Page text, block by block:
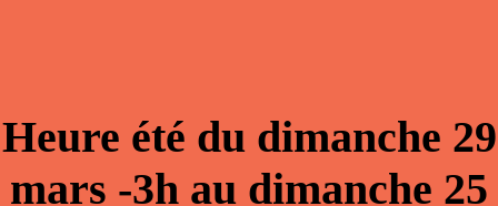
Heure été du dimanche 29
mars -3h au dimanche 25